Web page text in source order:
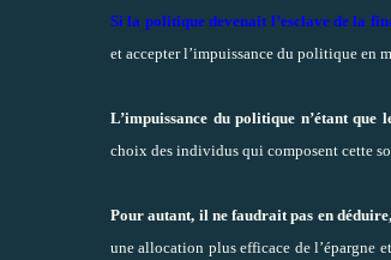
Si la politique devenait l’esclave de la
et accepter l’impuissance du politique en
L’impuissance du politique n’étant que
choix des individus qui composent cette
Pour autant, il ne faudrait pas en
une allocation plus efficace de l’épargne